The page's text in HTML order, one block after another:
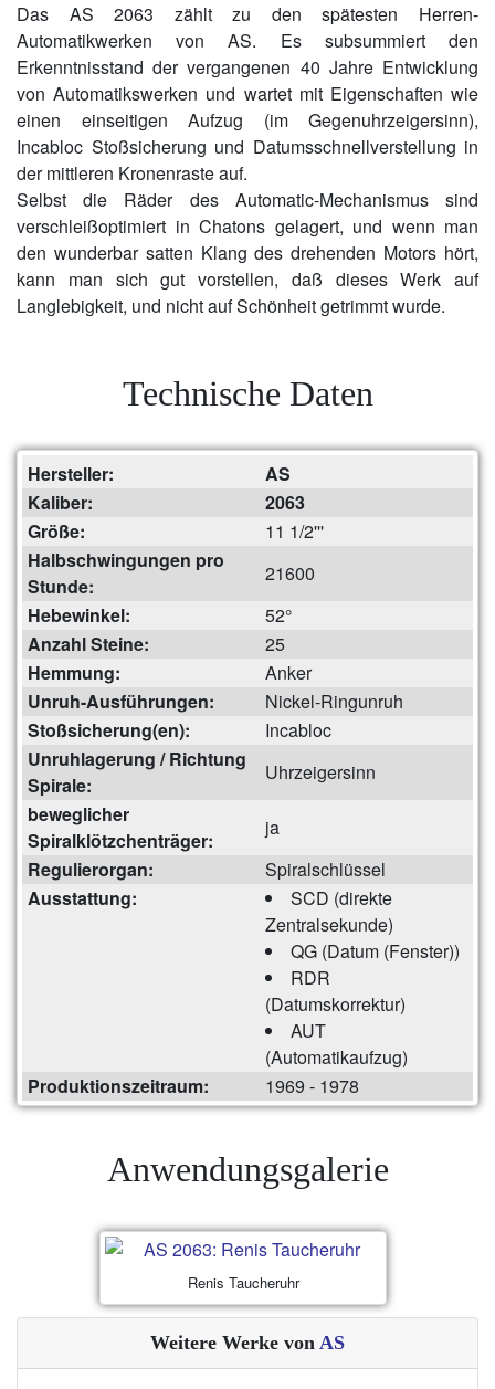
Das AS 2063 zählt zu den spätesten Herren-
Automatikwerken von AS. Es subsummiert den
Erkenntnisstand der vergangenen 40 Jahre Entwicklung
von Automatikswerken und wartet mit Eigenschaften wie
einen einseitigen Aufzug (im Gegenuhrzeigersinn),
Incabloc Stoßsicherung und Datumsschnellverstellung in
der mittleren Kronenraste auf.
Selbst die Räder des Automatic-Mechanismus sind
verschleißoptimiert in Chatons gelagert, und wenn man
den wunderbar satten Klang des drehenden Motors hört,
kann man sich gut vorstellen, daß dieses Werk auf
Langlebigkeit, und nicht auf Schönheit getrimmt wurde.
Technische Daten
Hersteller:
AS
Kaliber:
2063
Größe:
11 1/2'''
Halbschwingungen pro
Stunde:
21600
Hebewinkel:
52°
Anzahl Steine:
25
Hemmung:
Anker
Unruh-Ausführungen:
Nickel-Ringunruh
Stoßsicherung(en):
Incabloc
Unruhlagerung / Richtung
Spirale:
Uhrzeigersinn
beweglicher
Spiralklötzchenträger:
ja
Regulierorgan:
Spiralschlüssel
Ausstattung:
SCD (direkte
Zentralsekunde)
QG (Datum (Fenster))
RDR
(Datumskorrektur)
AUT
(Automatikaufzug)
Produktionszeitraum:
1969 - 1978
Anwendungsgalerie
Renis Taucheruhr
Weitere Werke von AS